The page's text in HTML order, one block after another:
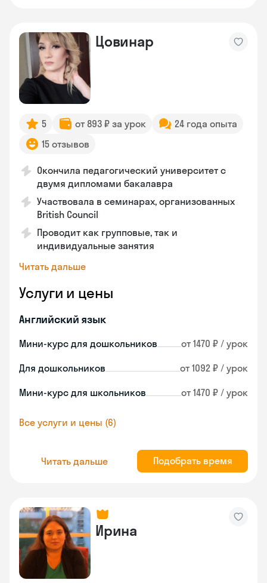
Цовинар
5 от 893 ₽ за урок
24 года опыта
15 отзывов
Окончила педагогический университет с
двумя дипломами бакалавра
Участвовала в семинарах, организованных
British Council
Проводит как групповые, так и
индивидуальные занятия
Читать дальше
Услуги и цены
Английский язык
Мини-курс для дошкольников от 1470 ₽ / урок
Для дошкольников от 1092 ₽ / урок
Мини-курс для школьников от 1470 ₽ / урок
Все услуги и цены (6)
Читать дальше Подобрать время
Ирина